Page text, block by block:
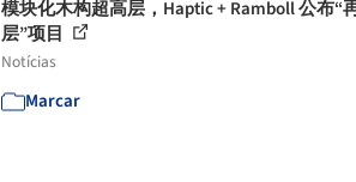
模块化木构超高层，Haptic + Ramboll 公布“
层”项目
Notícias
Marcar